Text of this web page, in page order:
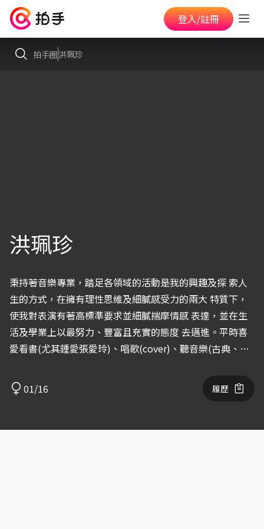
登入/註冊
拍手圈洪珮珍
洪珮珍
秉持著音樂專業，踏足各領域的活動是我的興趣及探 索人
生的方式，在擁有理性思維及細膩感受力的兩大 特質下，
使我對表演有著高標準要求並細膩揣摩情感 表達，並在生
活及學業上以最努力、豐富且充實的態度 去邁進。平時喜
愛看書(尤其鍾愛張愛玲)、唱歌(cover)、聽音樂(古典、
歡剖析劇情、攝影、傳達意念等)、攝影剪輯(有Youtube頻
道：珍珍Jan )等，在音樂以外的專業諸如語文、自媒體、
直以來朝著多元發展、跨領域學習的方向持續向未來看齊。
01/16 履歷